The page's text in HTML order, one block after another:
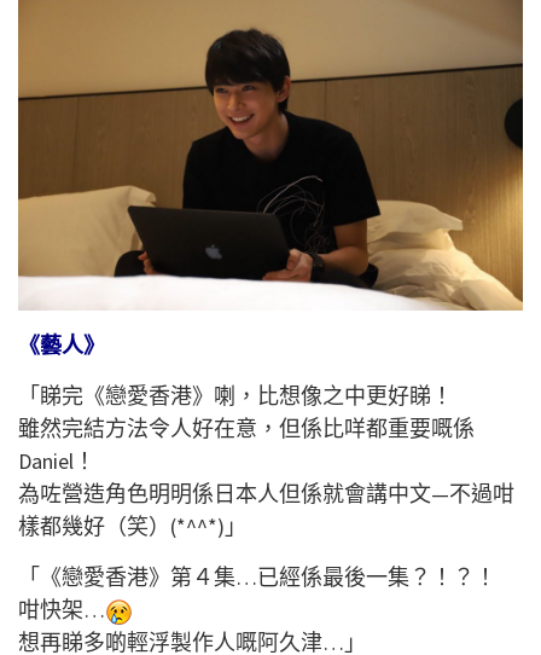
《藝人》
「睇完《戀愛香港》喇，比想像之中更好睇！
雖然完結方法令人好在意，但係比咩都重要嘅係
Daniel！
為咗營造角色明明係日本人但係就會講中文—不過咁
樣都幾好（笑）(*^^*)」
「《戀愛香港》第４集…已經係最後一集？！？！
咁快架…
想再睇多啲輕浮製作人嘅阿久津…」